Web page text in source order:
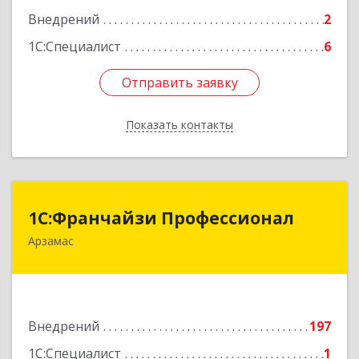
Внедрений
2
1С:Специалист
6
Отправить заявку
Показать контакты
Отправить заявку
Назад
1С:Франчайзи Профессионал
Арзамас
Внедрений
197
1С:Специалист
1
1С:Франчайзи Профессионал
607227, Нижегородская обл, Арзамас г, Кирова